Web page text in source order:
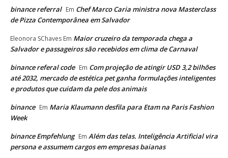
binance referral Em Chef Marco Caria ministra nova Masterclass
de Pizza Contemporânea em Salvador
Eleonora SChaves Em Maior cruzeiro da temporada chega a
Salvador e passageiros são recebidos em clima de Carnaval
binance referal code Em Com projeção de atingir USD 3,2 bilhões
até 2032, mercado de estética pet ganha formulações inteligentes
e produtos que cuidam da pele dos animais
binance Em Maria Klaumann desfila para Etam na Paris Fashion
Week
binance Empfehlung Em Além das telas. Inteligência Artificial vira
persona e assumem cargos em empresas baianas